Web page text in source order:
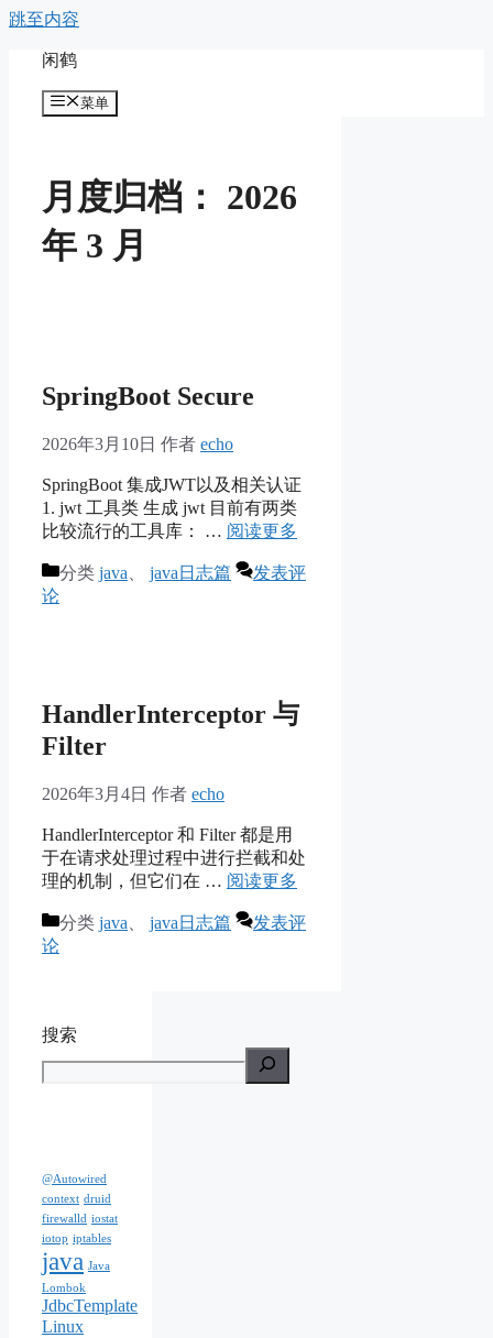
跳至内容
闲鹤
菜单
月度归档： 2026
年 3 月
SpringBoot Secure
2026年3月10日 作者 echo
SpringBoot 集成JWT以及相关认证
1. jwt 工具类 生成 jwt 目前有两类
比较流行的工具库： … 阅读更多
分类 java java日志篇
发表评
论
HandlerInterceptor 与
Filter
2026年3月4日 作者 echo
HandlerInterceptor 和 Filter 都是用
于在请求处理过程中进行拦截和处
理的机制，但它们在 … 阅读更多
分类 java java日志篇
发表评
论
搜索
@Autowired
context druid
firewalld iostat
iotop iptables
java Java
Lombok
JdbcTemplate
Linux